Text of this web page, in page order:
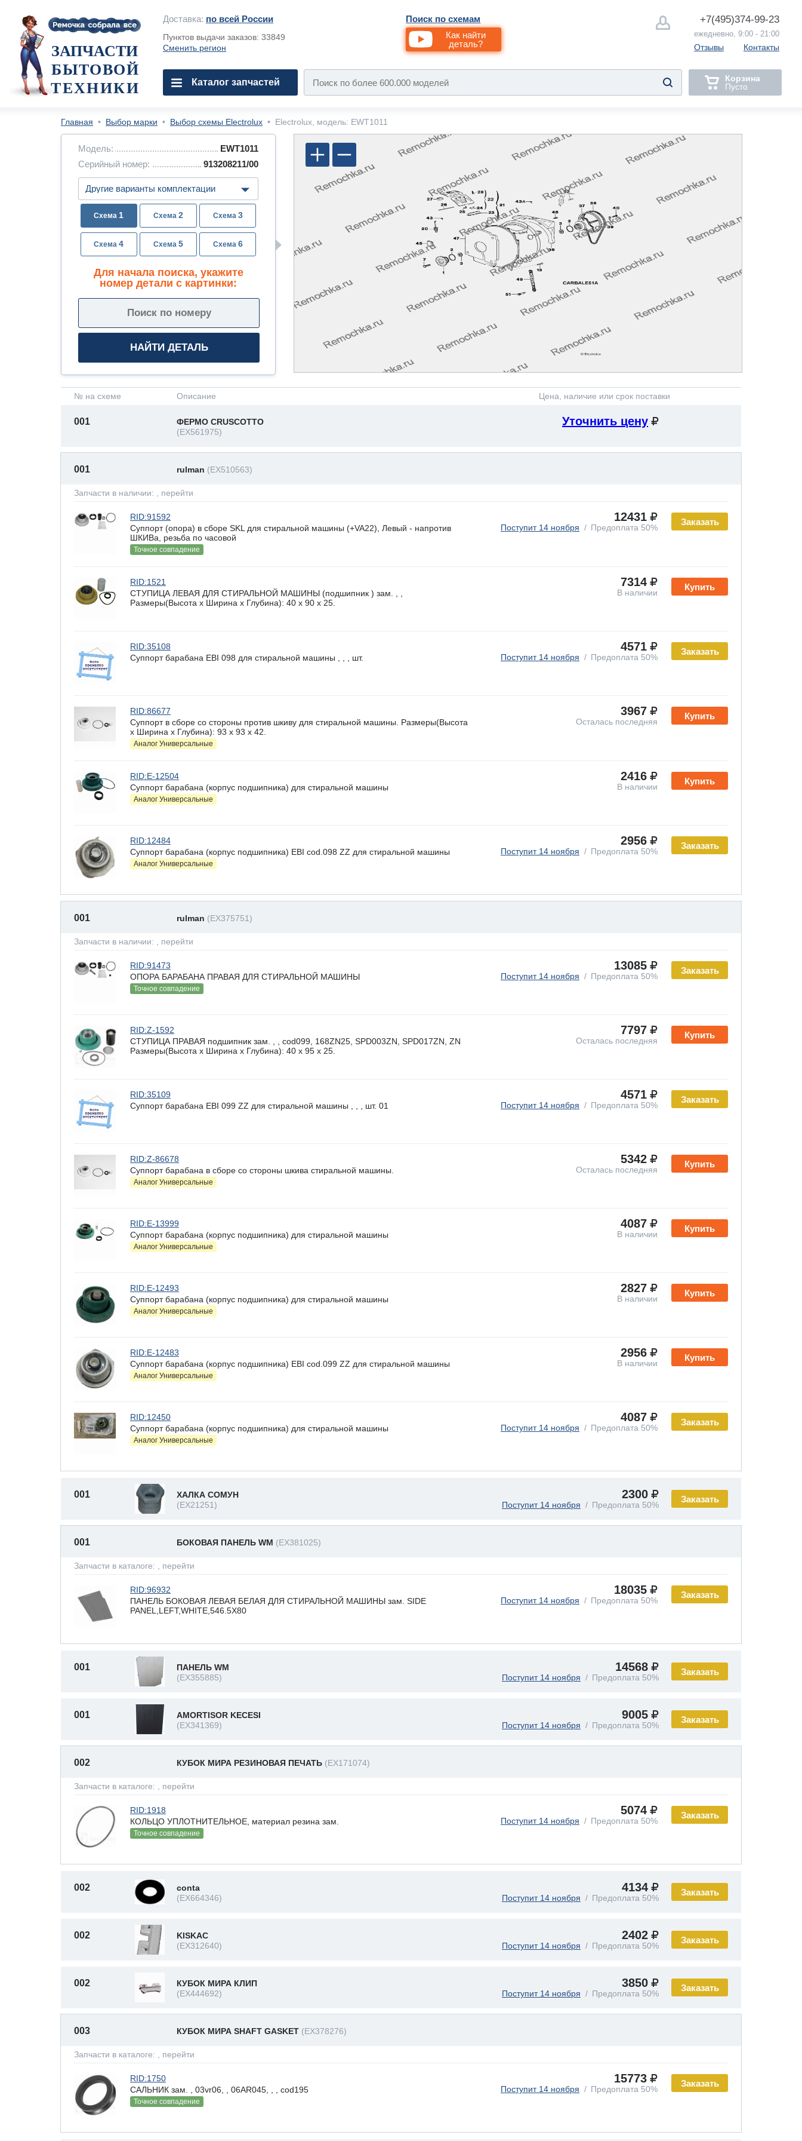
Доставка: по всей России
Пунктов выдачи заказов: 33849
Сменить регион
Поиск по схемам
Как найти
деталь?
+7(495)374-99-23
ежедневно, 9:00 - 21:00
Отзывы Контакты
ЗАПЧАСТИ
БЫТОВОЙ
ТЕХНИКИ
Каталог запчастей
Корзина
Пусто
Главная • Выбор марки • Выбор схемы Electrolux • Electrolux, модель: EWT1011
Модель:
EWT1011
Серийный номер:
913208211/00
1 2 3
4 5 6
Для начала поиска, укажите
номер детали с картинки:
№ на схеме Описание Цена, наличие или срок поставки
001
ФЕРМО CRUSCOTTO
(EX561975)
Уточнить цену
001 rulman (EX510563)
Запчасти в наличии: , перейти
Заказать
RID:91592
Суппорт (опора) в сборе SKL для стиральной машины (+VA22), Левый - напротив
ШКИВа, резьба по часовой
Точное совпадение
12431
Поступит 14 ноября Предоплата 50%
Купить
RID:1521
СТУПИЦА ЛЕВАЯ ДЛЯ СТИРАЛЬНОЙ МАШИНЫ (подшипник ) зам. , ,
Размеры(Высота х Ширина х Глубина): 40 x 90 х 25.
7314
В наличии
Заказать
RID:35108
Суппорт барабана EBI 098 для стиральной машины , , , шт.
4571
Поступит 14 ноября Предоплата 50%
Купить
RID:86677
Суппорт в сборе со стороны против шкиву для стиральной машины. Размеры(Высота
х Ширина х Глубина): 93 x 93 х 42.
Аналог Универсальные
3967
Осталась последняя
Купить
RID:E-12504
Суппорт барабана (корпус подшипника) для стиральной машины
Аналог Универсальные
2416
В наличии
Заказать
RID:12484
Суппорт барабана (корпус подшипника) EBI cod.098 ZZ для стиральной машины
Аналог Универсальные
2956
Поступит 14 ноября Предоплата 50%
001 rulman (EX375751)
Запчасти в наличии: , перейти
Заказать
RID:91473
ОПОРА БАРАБАНА ПРАВАЯ ДЛЯ СТИРАЛЬНОЙ МАШИНЫ
Точное совпадение
13085
Поступит 14 ноября Предоплата 50%
Купить
RID:Z-1592
СТУПИЦА ПРАВАЯ подшипник зам. , , cod099, 168ZN25, SPD003ZN, SPD017ZN, ZN
Размеры(Высота х Ширина х Глубина): 40 x 95 х 25.
7797
Осталась последняя
Заказать
RID:35109
Суппорт барабана EBI 099 ZZ для стиральной машины , , , шт. 01
4571
Поступит 14 ноября Предоплата 50%
Купить
RID:Z-86678
Суппорт барабана в сборе со стороны шкива стиральной машины.
Аналог Универсальные
5342
Осталась последняя
Купить
RID:E-13999
Суппорт барабана (корпус подшипника) для стиральной машины
Аналог Универсальные
4087
В наличии
Купить
RID:E-12493
Суппорт барабана (корпус подшипника) для стиральной машины
Аналог Универсальные
2827
В наличии
Купить
RID:E-12483
Суппорт барабана (корпус подшипника) EBI cod.099 ZZ для стиральной машины
Аналог Универсальные
2956
В наличии
Заказать
RID:12450
Суппорт барабана (корпус подшипника) для стиральной машины
Аналог Универсальные
4087
Поступит 14 ноября Предоплата 50%
Заказать
001
ХАЛКА СОМУН
(EX21251)
2300
Поступит 14 ноября Предоплата 50%
001 БОКОВАЯ ПАНЕЛЬ WM (EX381025)
Запчасти в каталоге: , перейти
Заказать
RID:96932
ПАНЕЛЬ БОКОВАЯ ЛЕВАЯ БЕЛАЯ ДЛЯ СТИРАЛЬНОЙ МАШИНЫ зам. SIDE
PANEL,LEFT,WHITE,546.5X80
18035
Поступит 14 ноября Предоплата 50%
Заказать
001
ПАНЕЛЬ WM
(EX355885)
14568
Поступит 14 ноября Предоплата 50%
Заказать
001
AMORTISOR KECESI
(EX341369)
9005
Поступит 14 ноября Предоплата 50%
002 КУБОК МИРА РЕЗИНОВАЯ ПЕЧАТЬ (EX171074)
Запчасти в каталоге: , перейти
Заказать
RID:1918
КОЛЬЦО УПЛОТНИТЕЛЬНОЕ, материал резина зам.
Точное совпадение
5074
Поступит 14 ноября Предоплата 50%
Заказать
002
conta
(EX664346)
4134
Поступит 14 ноября Предоплата 50%
Заказать
002
KISKAC
(EX312640)
2402
Поступит 14 ноября Предоплата 50%
Заказать
002
КУБОК МИРА КЛИП
(EX444692)
3850
Поступит 14 ноября Предоплата 50%
003 КУБОК МИРА SHAFT GASKET (EX378276)
Запчасти в каталоге: , перейти
Заказать
RID:1750
САЛЬНИК зам. , 03vr06, , 06AR045, , , cod195
Точное совпадение
15773
Поступит 14 ноября Предоплата 50%